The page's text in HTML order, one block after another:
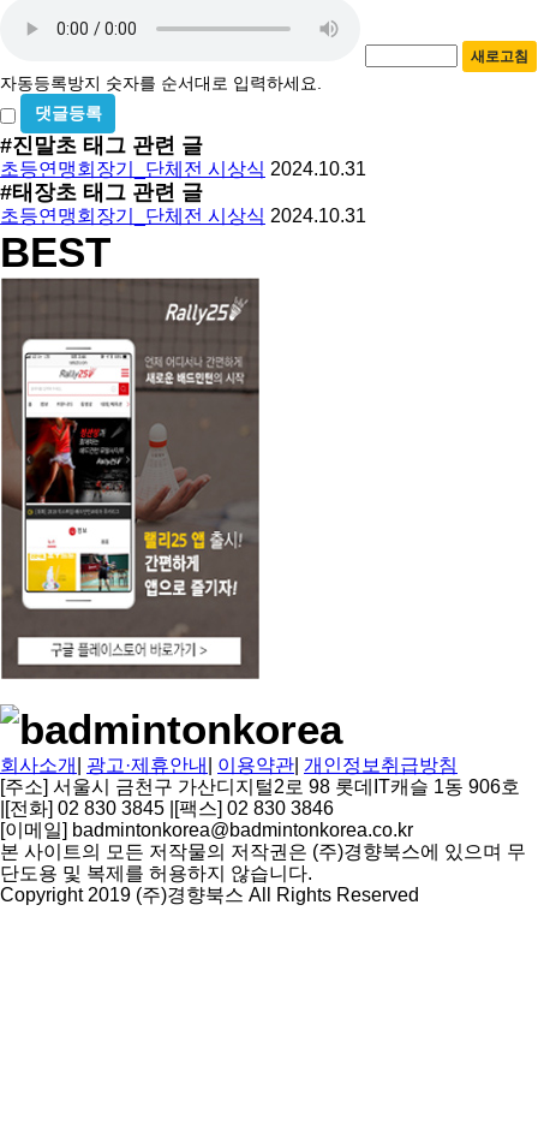
수
록
방
지
새로고침
자동등록방지 숫자를 순서대로 입력하세요.
비
밀
글
사
용
#진말초 태그 관련 글
초등연맹회장기_단체전 시상식 2024.10.31
#태장초 태그 관련 글
초등연맹회장기_단체전 시상식 2024.10.31
BEST
회사소개 광고·제휴안내 이용약관 개인정보취급방침
[주소] 서울시 금천구 가산디지털2로 98 롯데IT캐슬 1동 906호
[전화] 02 830 3845 [팩스] 02 830 3846
[이메일] badmintonkorea@badmintonkorea.co.kr
본 사이트의 모든 저작물의 저작권은 (주)경향북스에 있으며 무
단도용 및 복제를 허용하지 않습니다.
Copyright 2019 (주)경향북스 All Rights Reserved